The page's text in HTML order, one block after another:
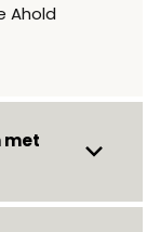
Ahold
met